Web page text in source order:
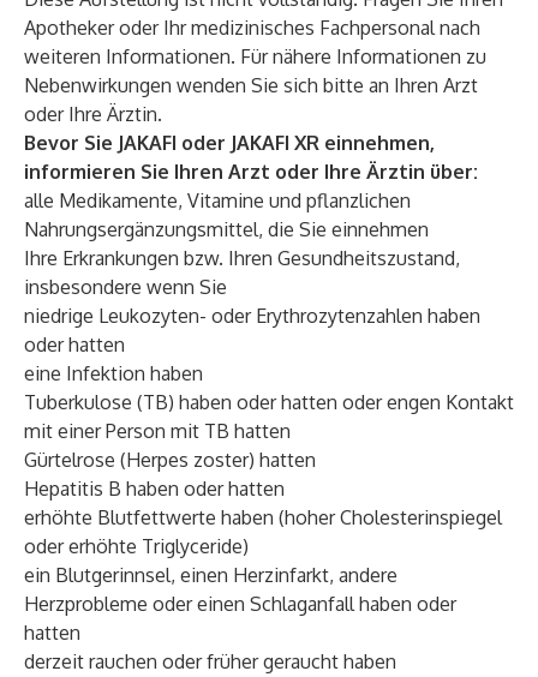
Apotheker oder Ihr medizinisches Fachpersonal nach
weiteren Informationen. Für nähere Informationen zu
Nebenwirkungen wenden Sie sich bitte an Ihren Arzt
oder Ihre Ärztin.
Bevor Sie JAKAFI oder JAKAFI XR einnehmen,
informieren Sie Ihren Arzt oder Ihre Ärztin über:
alle Medikamente, Vitamine und pflanzlichen
Nahrungsergänzungsmittel, die Sie einnehmen
Ihre Erkrankungen bzw. Ihren Gesundheitszustand,
insbesondere wenn Sie
niedrige Leukozyten- oder Erythrozytenzahlen haben
oder hatten
eine Infektion haben
Tuberkulose (TB) haben oder hatten oder engen Kontakt
mit einer Person mit TB hatten
Gürtelrose (Herpes zoster) hatten
Hepatitis B haben oder hatten
erhöhte Blutfettwerte haben (hoher Cholesterinspiegel
oder erhöhte Triglyceride)
ein Blutgerinnsel, einen Herzinfarkt, andere
Herzprobleme oder einen Schlaganfall haben oder
hatten
derzeit rauchen oder früher geraucht haben